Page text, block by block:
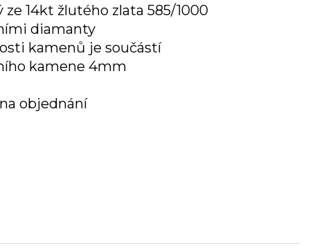
14kt žlutého zlata 585/1000
diamanty
kamenů je součástí
kamene 4mm
objednání